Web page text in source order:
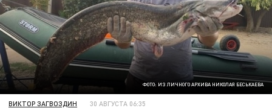
ФОТО: ИЗ ЛИЧНОГО АРХИВА НИКОЛАЯ БЕСЬКАЕВА
ВИКТОР ЗАГВОЗДИН 30 АВГУСТА 06:35